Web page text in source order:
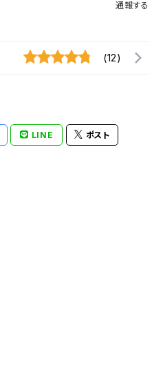
通報する
(12)
LINE ポスト